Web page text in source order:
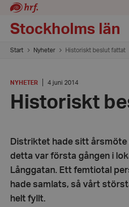
Stockholms län
Start Nyheter Historiskt beslut fattat
KATEGORI
NYHETER
Datum:
juni
2014
4 juni 2014
Historiskt
Distriktet hade sitt årsmöte
detta var första gången i
Långgatan. Ett femtiotal
hade samlats, så vårt
helt fyllt.